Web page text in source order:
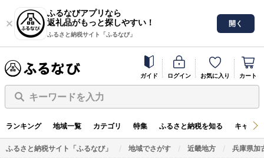
ふるなびアプリなら
返礼品がもっと探しやすい！
ふるさと納税サイト「ふるなび」
開く
ガイド ログイン お気に入り カート
キーワードを入力
ランキング 地域一覧 カテゴリ 特集 ふるさと納税を知る キャン
ふるさと納税サイト「ふるなび」 地域でさがす 近畿地方 兵庫県加